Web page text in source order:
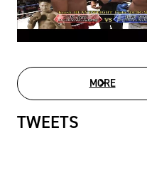
MOREMOVIE LIST
TWEETS